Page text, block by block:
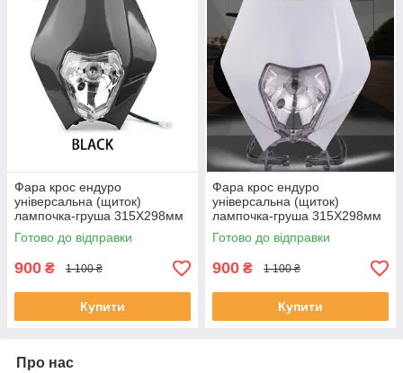
Фара крос ендуро
універсальна (щиток)
лампочка-груша 315Х298мм
чорна
Готово до відправки
900 ₴ 1 100 ₴
Купити
Фара крос ендуро
універсальна (щиток)
лампочка-груша 315Х298мм
біла
Готово до відправки
900 ₴ 1 100 ₴
Купити
Про нас